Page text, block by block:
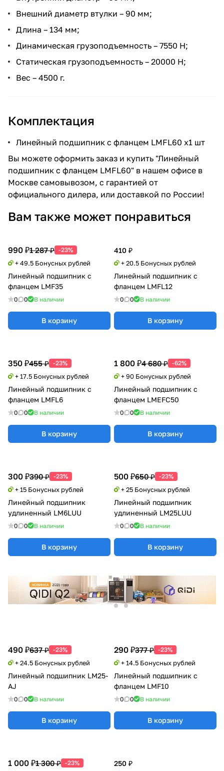
Внешний диаметр втулки – 90 мм;
Длина – 134 мм;
Динамическая грузоподъемность – 7550 Н;
Статическая грузоподъемность – 20000 Н;
Вес – 4500 г.
Комплектация
Линейный подшипник с фланцем LMFL60 x1 шт
Вы можете оформить заказ и купить "Линейный
подшипник с фланцем LMFL60" в нашем офисе в
Москве самовывозом, с гарантией от
официального дилера, или доставкой по России!
Вам также может понравиться
990 ₽1 287 ₽ -23%
+ 49.5 Бонусных рублей
Линейный подшипник с
фланцем LMF35
0 0 В наличии
В корзину
410 ₽
+ 20.5 Бонусных рублей
Линейный подшипник с
фланцем LMFL12
0 0 В наличии
В корзину
1 800 ₽4 680 ₽ -62%
+ 90 Бонусных рублей
Линейный подшипник с
фланцем LMEFC50
0 0 В наличии
В корзину
300 ₽390 ₽ -23%
+ 15 Бонусных рублей
Линейный подшипник
удлиненный LM6LUU
0 0 В наличии
В корзину
500 ₽650 ₽ -23%
+ 25 Бонусных рублей
Линейный подшипник
удлиненный LM25LUU
0 0 В наличии
В корзину
490 ₽637 ₽ -23%
+ 24.5 Бонусных рублей
Линейный подшипник LM25-
AJ
0 0 В наличии
В корзину
290 ₽377 ₽ -23%
+ 14.5 Бонусных рублей
Линейный подшипник с
фланцем LMF10
0 0 В наличии
В корзину
350 ₽455 ₽ -23%
+ 17.5 Бонусных рублей
Линейный подшипник с
фланцем LMFL6
0 0 В наличии
В корзину
1 000 ₽1 300 ₽ -23% 250 ₽